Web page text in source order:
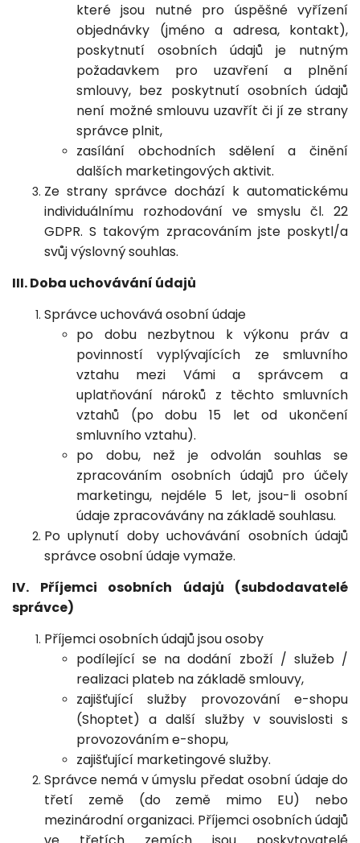
které jsou nutné pro úspěšné vyřízení
objednávky (jméno a adresa, kontakt),
poskytnutí osobních údajů je nutným
požadavkem pro uzavření a plnění
smlouvy, bez poskytnutí osobních údajů
není možné smlouvu uzavřít či jí ze strany
správce plnit,
zasílání obchodních sdělení a činění
dalších marketingových aktivit.
Ze strany správce dochází k automatickému
individuálnímu rozhodování ve smyslu čl. 22
GDPR. S takovým zpracováním jste poskytl/a
svůj výslovný souhlas.
III. Doba uchovávání údajů
Správce uchovává osobní údaje
po dobu nezbytnou k výkonu práv a
povinností vyplývajících ze smluvního
vztahu mezi Vámi a správcem a
uplatňování nároků z těchto smluvních
vztahů (po dobu 15 let od ukončení
smluvního vztahu).
po dobu, než je odvolán souhlas se
zpracováním osobních údajů pro účely
marketingu, nejdéle 5 let, jsou-li osobní
údaje zpracovávány na základě souhlasu.
Po uplynutí doby uchovávání osobních údajů
správce osobní údaje vymaže.
IV. Příjemci osobních údajů (subdodavatelé
správce)
Příjemci osobních údajů jsou osoby
podílející se na dodání zboží / služeb /
realizaci plateb na základě smlouvy,
zajišťující služby provozování e-shopu
(Shoptet) a další služby v souvislosti s
provozováním e-shopu,
zajišťující marketingové služby.
Správce nemá v úmyslu předat osobní údaje do
třetí země (do země mimo EU) nebo
mezinárodní organizaci. Příjemci osobních údajů